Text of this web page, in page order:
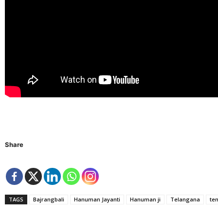
Share
TAGS Bajrangbali Hanuman Jayanti Hanuman ji Telangana